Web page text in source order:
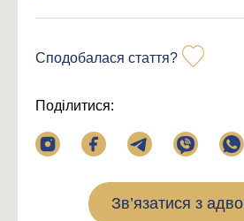
Сподобалася стаття?
Поділитися:
Зв’язатися з